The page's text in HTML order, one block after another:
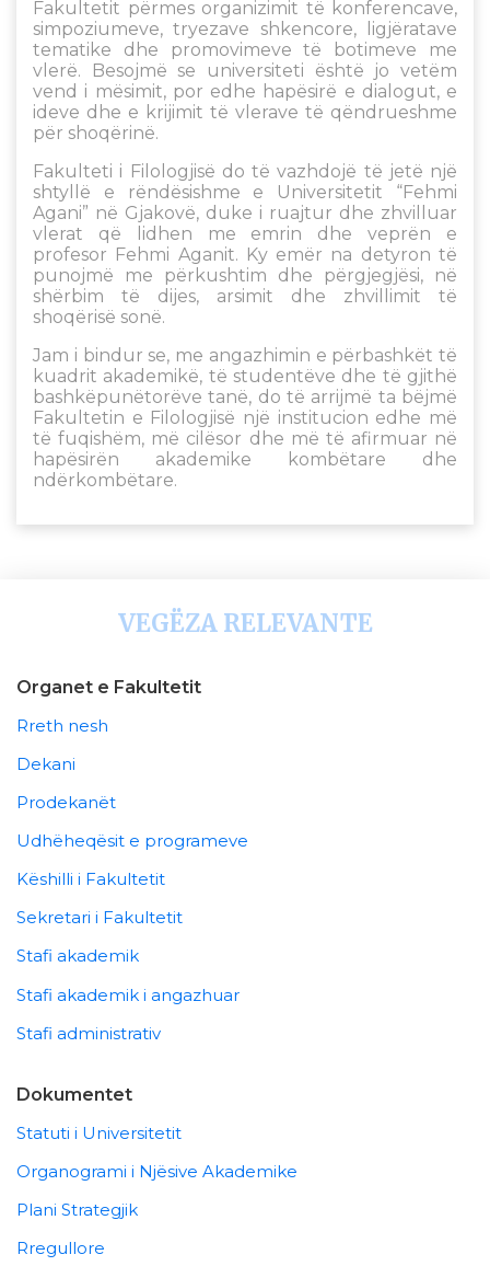
Fakultetit përmes organizimit të konferencave,
simpoziumeve, tryezave shkencore, ligjëratave
tematike dhe promovimeve të botimeve me
vlerë. Besojmë se universiteti është jo vetëm
vend i mësimit, por edhe hapësirë e dialogut, e
ideve dhe e krijimit të vlerave të qëndrueshme
për shoqërinë.
Fakulteti i Filologjisë do të vazhdojë të jetë një
shtyllë e rëndësishme e Universitetit “Fehmi
Agani” në Gjakovë, duke i ruajtur dhe zhvilluar
vlerat që lidhen me emrin dhe veprën e
profesor Fehmi Aganit. Ky emër na detyron të
punojmë me përkushtim dhe përgjegjësi, në
shërbim të dijes, arsimit dhe zhvillimit të
shoqërisë sonë.
Jam i bindur se, me angazhimin e përbashkët të
kuadrit akademikë, të studentëve dhe të gjithë
bashkëpunëtorëve tanë, do të arrijmë ta bëjmë
Fakultetin e Filologjisë një institucion edhe më
të fuqishëm, më cilësor dhe më të afirmuar në
hapësirën akademike kombëtare dhe
ndërkombëtare.
VEGËZA RELEVANTE
Organet e Fakultetit
Rreth nesh
Dekani
Prodekanët
Udhëheqësit e programeve
Këshilli i Fakultetit
Sekretari i Fakultetit
Stafi akademik
Stafi akademik i angazhuar
Stafi administrativ
Dokumentet
Statuti i Universitetit
Organogrami i Njësive Akademike
Plani Strategjik
Rregullore